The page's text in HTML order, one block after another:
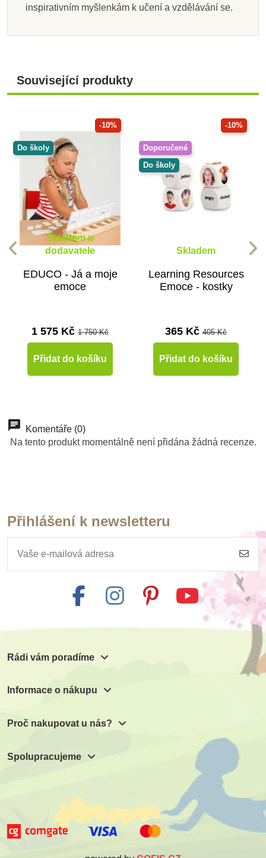
inspirativním myšlenkám k učení a vzdělávání se.
Související produkty
-10%
Do školy
Skladem u
dodavatele
EDUCO - Já a moje
emoce
1 575 Kč 1 750 Kč
Přidat do košíku
-10%
Doporučené
Do školy
Skladem
Learning Resources
Emoce - kostky
365 Kč 405 Kč
Přidat do košíku
Do školy
Skladem
Kidedu mé emoce -
441 Kč
Toys for life - Emoce
428 Kč
Komentáře (0)
Na tento produkt momentálně není přidána žádná recenze.
Přihlášení k newsletteru
Rádi vám poradíme
Informace o nákupu
Proč nakupovat u nás?
Spolupracujeme